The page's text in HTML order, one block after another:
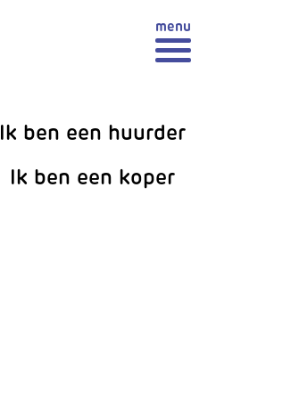
Ik ben een huurder
Ik ben een koper